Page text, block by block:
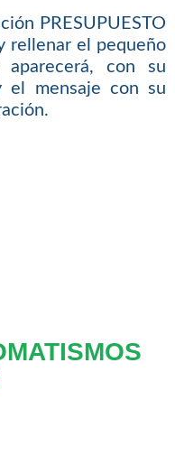
PRESUPUESTO
rellenar el pequeño
con su
el mensaje con su